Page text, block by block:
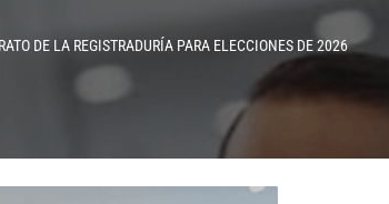
DE LA REGISTRADURÍA PARA ELECCIONES DE 2026